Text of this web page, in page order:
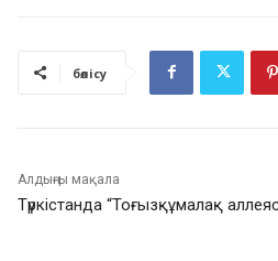
бөлісу
Алдыңғы мақала
Түркістанда “Тоғызқұмалақ